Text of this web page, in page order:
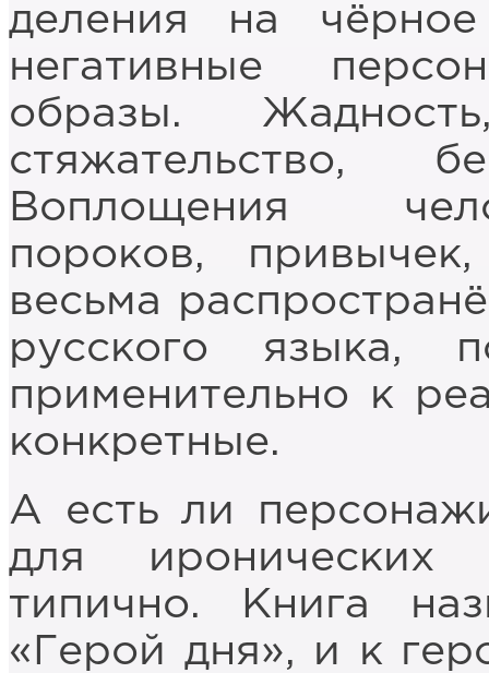
деления на
негативные
образы.
стяжательство,
Воплощения
пороков,
весьма
русского языка,
применительно к
конкретные.
А есть ли
для
типично. Книга
«Герой дня», и к